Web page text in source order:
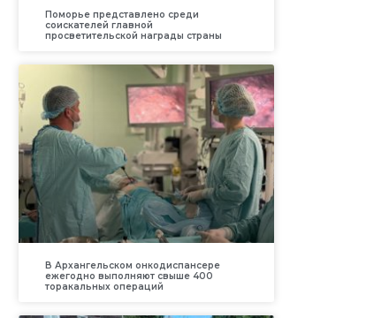
Поморье представлено среди
соискателей главной
просветительской награды страны
В Архангельском онкодиспансере
ежегодно выполняют свыше 400
торакальных операций